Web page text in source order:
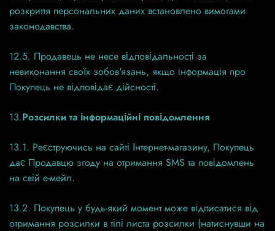
розкриття персональних даних встановлено вимогами
законодавства.
12.5. Продавець не несе відповідальності за
невиконання своїх зобов'язань, якщо інформація про
Покупець не відповідає дійсності.
13.Розсилки та інформаційні повідомлення
13.1. Реєструючись на сайті Інтернет-магазину, Покупець
дає Продавцю згоду на отримання SMS та повідомлень
на свій е-мейл.
13.2. Покупець у будь-який момент може відписатися від
отримання розсилки в тілі листа розсилки (натиснувши на